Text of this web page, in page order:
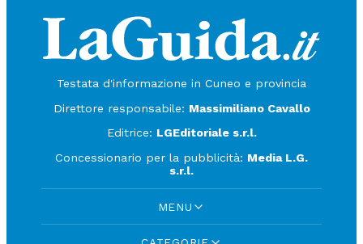
Testata d'informazione in Cuneo e provincia
Direttore responsabile: Massimiliano Cavallo
Editrice: LGEditoriale s.r.l.
Concessionario per la pubblicità: Media L.G.
s.r.l.
MENU